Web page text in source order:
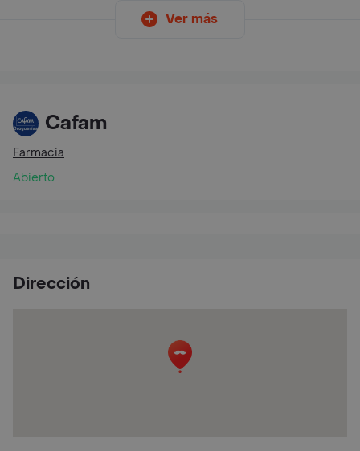
Ver más
Cafam
Farmacia
Abierto
Dirección